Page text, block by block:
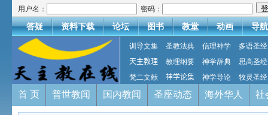
用户名： 密码：
答疑 资料下载 论坛 图书 教堂 动画 导航
训导文集 圣教法典 信理神学
多语圣经
天主教理
教理纲要 神学辞典
思高圣经
梵二文献
神学论集 神学导论 牧灵圣经
首 页 普世教闻 国内教闻 圣座动态 海外华人 社